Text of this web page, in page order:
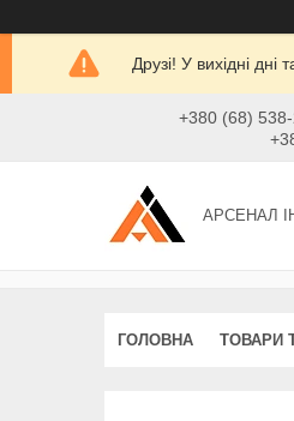
Друзі! У вихідні
+380 (68)
АРСЕНАЛ
ГОЛОВНА ТОВАРИ